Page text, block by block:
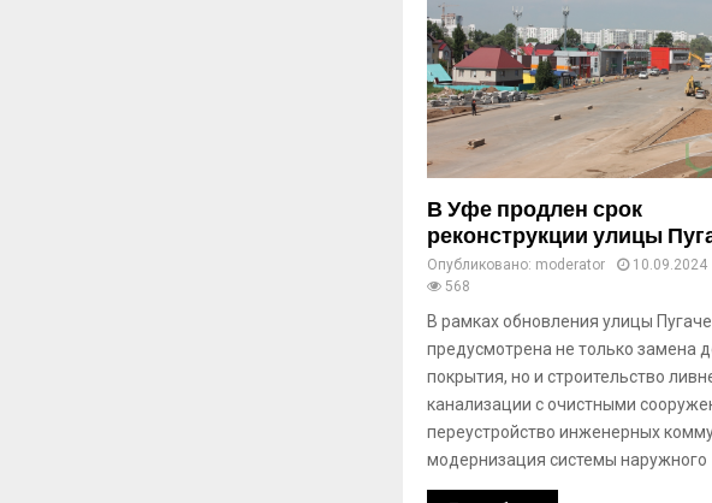
В Уфе продлен срок
реконструкции улицы
Опубликовано: moderator 10.09.2024
568
В рамках обновления улицы
предусмотрена не только замена
покрытия, но и строительство
канализации с очистными
переустройство инженерных
модернизация системы наружного